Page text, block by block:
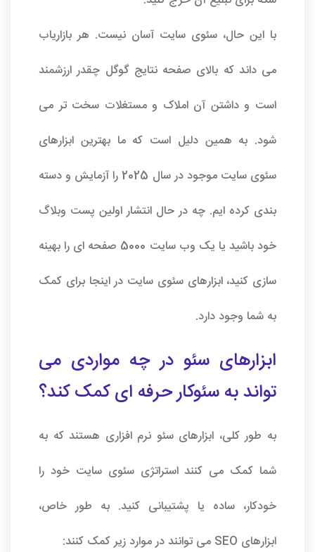
با این حال، سئوی سایت آسان نیست. هر بازاریاب
می داند که بالای صفحه نتایج گوگل چقدر ارزشمند
است و داشتن آن املاک و مستغلات سخت تر می
شود. به همین دلیل است که ما بهترین ابزارهای
سئوی سایت موجود در سال 2025 را آزمایش و دسته
بندی کرده ایم. چه در حال انتشار اولین پست وبلاگ
خود باشید یا یک وب سایت 5000 صفحه ای را بهینه
سازی کنید، ابزارهایسئوی سایت در اینجا برای کمک
به شما وجود دارد.
ابزارهای سئو در چه مواردی می
تواند بهسئوکار حرفه ایکمک کند؟
به طور کلی، ابزارهای سئو نرم افزاری هستند که به
شما کمک می کنند استراتژی سئوی سایت خود را
خودکار، ساده یا پشتیبانی کنید. به طور خاص،
ابزارهای SEO می توانند در موارد زیر کمک کنند: